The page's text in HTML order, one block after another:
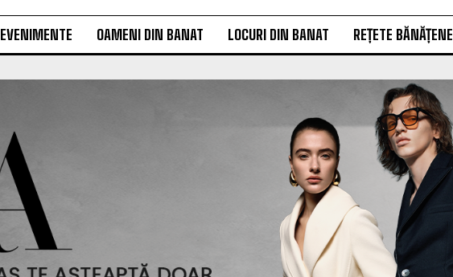
EVENIMENTE OAMENI DIN BANAT LOCURI DIN BANAT REȚETE BĂNĂȚENE